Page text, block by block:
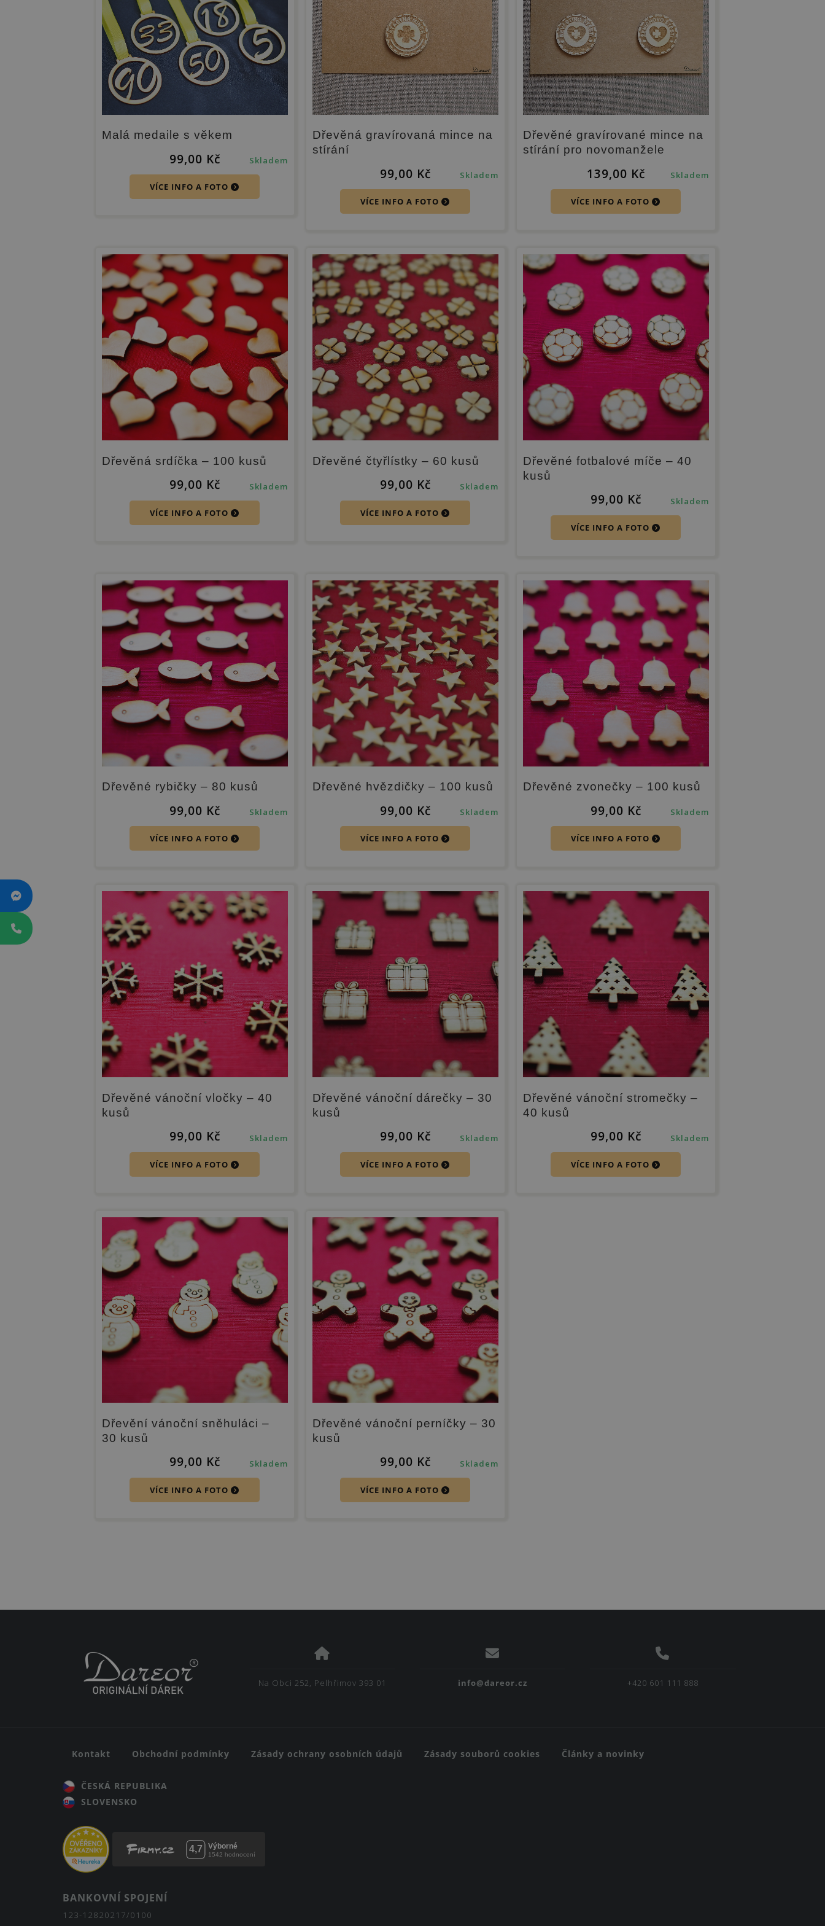
Malá medaile s věkem
99,00 Kč Skladem
VÍCE INFO A FOTO
Dřevěná gravírovaná mince na
stírání
99,00 Kč Skladem
VÍCE INFO A FOTO
Dřevěné gravírované mince na
stírání pro novomanžele
139,00 Kč Skladem
VÍCE INFO A FOTO
Dřevěná srdíčka – 100 kusů
99,00 Kč Skladem
VÍCE INFO A FOTO
Dřevěné čtyřlístky – 60 kusů
99,00 Kč Skladem
VÍCE INFO A FOTO
Dřevěné fotbalové míče – 40
kusů
99,00 Kč Skladem
VÍCE INFO A FOTO
Dřevěné rybičky – 80 kusů
99,00 Kč Skladem
VÍCE INFO A FOTO
Dřevěné hvězdičky – 100 kusů
99,00 Kč Skladem
VÍCE INFO A FOTO
Dřevěné zvonečky – 100 kusů
99,00 Kč Skladem
VÍCE INFO A FOTO
Dřevěné vánoční vločky – 40
kusů
99,00 Kč Skladem
VÍCE INFO A FOTO
Dřevěné vánoční dárečky – 30
kusů
99,00 Kč Skladem
VÍCE INFO A FOTO
Dřevěné vánoční stromečky –
40 kusů
99,00 Kč Skladem
VÍCE INFO A FOTO
Dřevění vánoční sněhuláci –
30 kusů
99,00 Kč Skladem
VÍCE INFO A FOTO
Dřevěné vánoční perníčky – 30
kusů
99,00 Kč Skladem
VÍCE INFO A FOTO
Na Obci 252, Pelhřimov 393 01 info@dareor.cz +420 601 111 888
Kontakt Obchodní podmínky Zásady ochrany osobních údajů Zásady souborů cookies Články a novinky
ČESKÁ REPUBLIKA
SLOVENSKO
BANKOVNÍ SPOJENÍ
123-12820217/0100